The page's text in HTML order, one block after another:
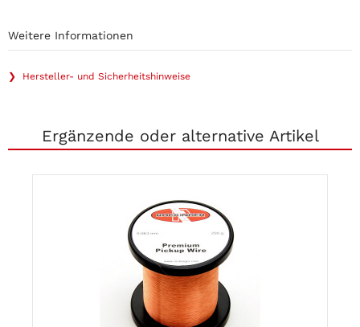
Weitere Informationen
❯ Hersteller- und Sicherheitshinweise
Ergänzende oder alternative Artikel